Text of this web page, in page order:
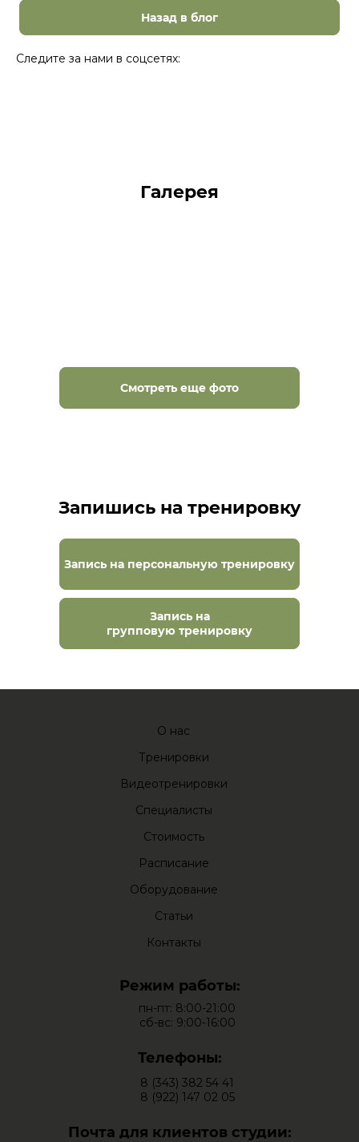
Назад в блог
Следите за нами в соцсетях:
Галерея
Смотреть еще фото
Запишись на тренировку
Запись на персональную тренировку
Запись на
групповую тренировку
О нас
Тренировки
Видеотренировки
Специалисты
Стоимость
Расписание
Оборудование
Статьи
Контакты
Режим работы:
пн-пт: 8:00-21:00
сб-вс: 9:00-16:00
Телефоны:
8 (343) 382 54 41
8 (922) 147 02 05
Почта для клиентов студии: